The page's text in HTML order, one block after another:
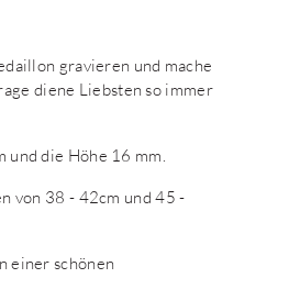
gravieren und mache
diene Liebsten so immer
die Höhe 16 mm.
von 38 - 42cm und 45 -
einer schönen